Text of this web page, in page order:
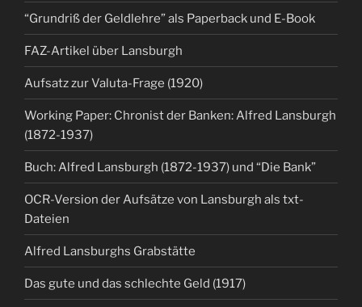
“Grundriß der Geldlehre” als Paperback und E-Book
FAZ-Artikel über Lansburgh
Aufsatz zur Valuta-Frage (1920)
Working Paper: Chronist der Banken: Alfred Lansburgh
(1872-1937)
Buch: Alfred Lansburgh (1872-1937) und “Die Bank”
OCR-Version der Aufsätze von Lansburgh als txt-
Dateien
Alfred Lansburghs Grabstätte
Das gute und das schlechte Geld (1917)